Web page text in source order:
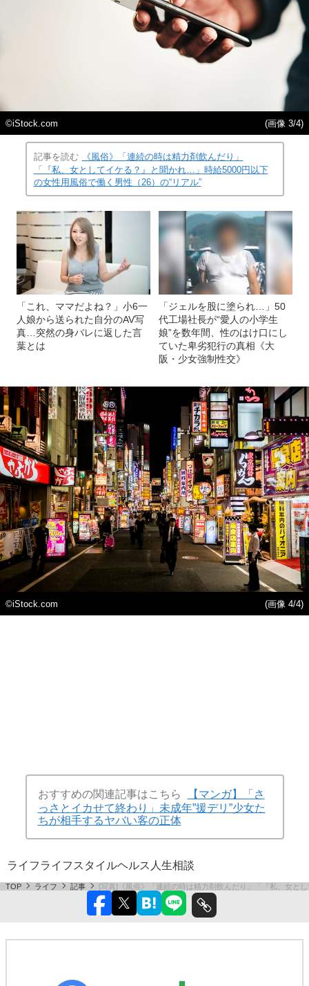
©iStock.com (画像 3/4)
記事を読む
《風俗》「連続の時は精力剤飲んだり」
「『私、女としてイケる？』と聞かれ…」時給5000円以下
の女性用風俗で働く男性（26）の“リアル”
「これ、ママだよね？」小6一
人娘から送られた自分のAV写
真…突然の身バレに返した言
葉とは
「ジェルを股に塗られ…」50
代工場社長が“愛人の小学生
娘”を数年間、性のはけ口にし
ていた卑劣犯行の真相《大
阪・少女強制性交》
©iStock.com (画像 4/4)
おすすめの関連記事はこちら
【マンガ】「さ
っさとイカせて終わり」未成年”援デリ”少女た
ちが相手するヤバい客の正体
ライフライフスタイルヘルス 人生相談
TOP ライフ 記事 [写真]《風俗》「連続の時は精力剤飲んだり」「『私、女と